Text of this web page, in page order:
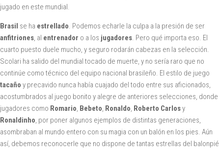
jugado en este mundial.
Brasil se ha estrellado. Podemos echarle la culpa a la presión de ser
anfitriones, al entrenador o a los jugadores. Pero qué importa eso. El
cuarto puesto duele mucho, y seguro rodarán cabezas en la selección.
Scolari ha salido del mundial tocado de muerte, y no sería raro que no
continúe como técnico del equipo nacional brasileño. El estilo de juego
tacaño y precavido nunca había cuajado del todo entre sus aficionados,
acostumbrados al juego bonito y alegre de anteriores selecciones, donde
jugadores como Romario, Bebeto, Ronaldo, Roberto Carlosy
Ronaldinho, por poner algunos ejemplos de distintas generaciones,
asombraban al mundo entero con su magia con un balón en los pies. Aún
así, debemos reconocerle que no dispone de tantas estrellas del balonpié